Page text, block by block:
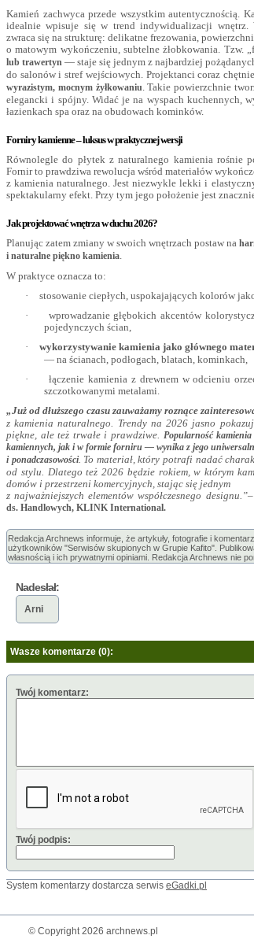
Kamień zachwyca przede wszystkim autentycznością.
idealnie wpisuje się w trend indywidualizacji wnętrz.
zwraca się na strukturę: delikatne frezowania,
o matowym wykończeniu, subtelne żłobkowania. Tzw.
lub trawertyn — staje się jednym z najbardziej
do salonów i stref wejściowych. Projektanci coraz
wyrazistym, mocnym żyłkowaniu . Takie powierzchnie
elegancki i spójny. Widać je na wyspach kuchennych,
łazienkach spa oraz na obudowach kominków.
Forniry kamienne – luksus w praktycznej wersji
Równolegle do płytek z naturalnego kamienia rośnie
Fornir to prawdziwa rewolucja wśród materiałów
z kamienia naturalnego. Jest niezwykle lekki i
spektakularny efekt. Przy tym jego położenie jest
Jak projektować wnętrza w duchu 2026?
Planując zatem zmiany w swoich wnętrzach postaw na
i naturalne piękno kamienia.
W praktyce oznacza to:
·
stosowanie ciepłych, uspokajających kolorów
·
wprowadzanie głębokich akcentów
pojedynczych ścian,
·
wykorzystywanie kamienia jako głównego
— na ścianach, podłogach, blatach, kominkach,
·
łączenie kamienia z drewnem w odcieniu
szczotkowanymi metalami.
„Już od dłuższego czasu zauważamy roznące
z kamienia naturalnego. Trendy na 2026 jasno
piękne, ale też trwałe i prawdziwe. Popularność
kamiennych, jak i w formie forniru — wynika z jego
i ponadczasowości. To materiał, który potrafi nadać
od stylu. Dlatego też 2026 będzie rokiem, w którym
domów i przestrzeni komercyjnych, stając się jednym
z najważniejszych elementów współczesnego designu.”–
ds. Handlowych, KLINK International.
Redakcja Archnews informuje, że artykuły, fotografie i
użytkowników "Serwisów skupionych w Grupie Kafito".
własnością i ich prywatnymi opiniami. Redakcja Archnews nie
Nadesłał:
Arni
Wasze komentarze (0):
Twój komentarz:
Twój podpis:
System komentarzy dostarcza serwis eGadki.pl
© Copyright 2026 archnews.pl